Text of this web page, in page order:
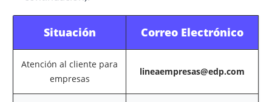
Situación Correo Electrónico
Atención al cliente para
empresas
lineaempresas@edp.com